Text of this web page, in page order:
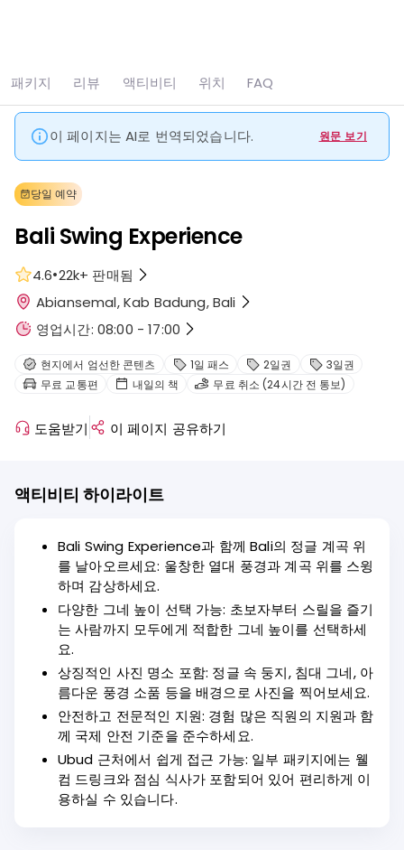
홈 어트랙션 Bali Swing Experience
이 페이지는 AI로 번역되었습니다. 원문 보기
패키지 리뷰 액티비티 위치 FAQ
당일 예약
Bali Swing Experience
4.6•22k+ 판매됨
Abiansemal, Kab Badung, Bali
영업시간: 08:00 - 17:00
현지에서 엄선한 콘텐츠 1일 패스 2일권
3일권
무료 교통편
내일의 책 무료 취소 (24시간 전 통보)
도움받기 이 페이지 공유하기
액티비티 하이라이트
Bali Swing Experience과 함께 Bali의 정글 계곡 위
를 날아오르세요: 울창한 열대 풍경과 계곡 위를 스윙
하며 감상하세요.
다양한 그네 높이 선택 가능: 초보자부터 스릴을 즐기
는 사람까지 모두에게 적합한 그네 높이를 선택하세
요.
상징적인 사진 명소 포함: 정글 속 둥지, 침대 그네, 아
름다운 풍경 소품 등을 배경으로 사진을 찍어보세요.
안전하고 전문적인 지원: 경험 많은 직원의 지원과 함
께 국제 안전 기준을 준수하세요.
Ubud 근처에서 쉽게 접근 가능: 일부 패키지에는 웰
컴 드링크와 점심 식사가 포함되어 있어 편리하게 이
용하실 수 있습니다.